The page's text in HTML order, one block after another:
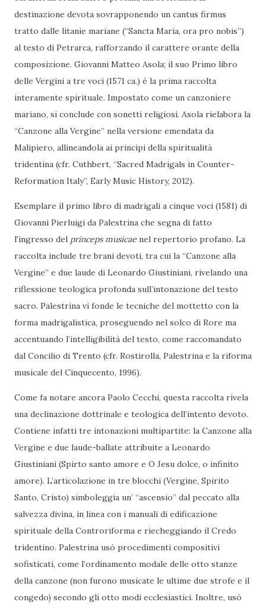
destinazione devota sovrapponendo un cantus firmus
tratto dalle litanie mariane (“Sancta Maria, ora pro nobis”)
al testo di Petrarca, rafforzando il carattere orante della
composizione. Giovanni Matteo Asola; il suo Primo libro
delle Vergini a tre voci (1571 ca.) è la prima raccolta
interamente spirituale. Impostato come un canzoniere
mariano, si conclude con sonetti religiosi. Asola rielabora la
“Canzone alla Vergine” nella versione emendata da
Malipiero, allineandola ai principi della spiritualità
tridentina (cfr. Cuthbert, “Sacred Madrigals in Counter-
Reformation Italy”, Early Music History, 2012).
Esemplare il primo libro di madrigali a cinque voci (1581) di
Giovanni Pierluigi da Palestrina che segna di fatto
l'ingresso del princeps musicae nel repertorio profano. La
raccolta include tre brani devoti, tra cui la “Canzone alla
Vergine” e due laude di Leonardo Giustiniani, rivelando una
riflessione teologica profonda sull’intonazione del testo
sacro. Palestrina vi fonde le tecniche del mottetto con la
forma madrigalistica, proseguendo nel solco di Rore ma
accentuando l’intelligibilità del testo, come raccomandato
dal Concilio di Trento (cfr. Rostirolla, Palestrina e la riforma
musicale del Cinquecento, 1996).
Come fa notare ancora Paolo Cecchi, questa raccolta rivela
una declinazione dottrinale e teologica dell’intento devoto.
Contiene infatti tre intonazioni multipartite: la Canzone alla
Vergine e due laude-ballate attribuite a Leonardo
Giustiniani (Spirto santo amore e O Jesu dolce, o infinito
amore). L’articolazione in tre blocchi (Vergine, Spirito
Santo, Cristo) simboleggia un’ “ascensio” dal peccato alla
salvezza divina, in linea con i manuali di edificazione
spirituale della Controriforma e riecheggiando il Credo
tridentino. Palestrina usò procedimenti compositivi
sofisticati, come l’ordinamento modale delle otto stanze
della canzone (non furono musicate le ultime due strofe e il
congedo) secondo gli otto modi ecclesiastici. Inoltre, usò